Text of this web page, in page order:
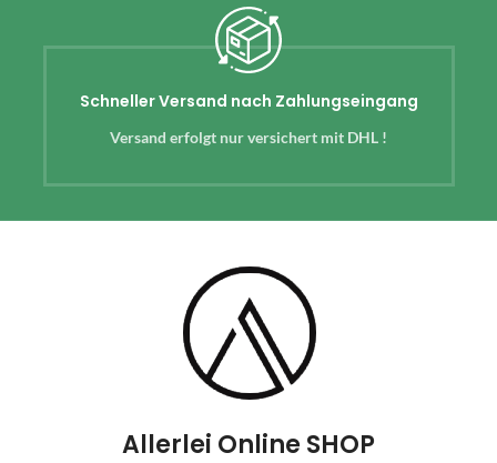
Schneller Versand nach Zahlungseingang
Versand erfolgt nur versichert mit DHL !
Allerlei Online SHOP